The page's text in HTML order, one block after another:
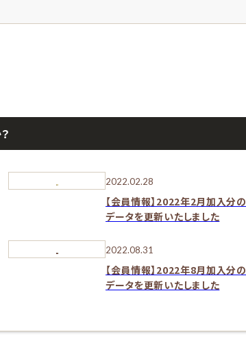
2022.02.28
【会員情報】2022年2月加入分の
データを更新いたしました
2022.08.31
【会員情報】2022年8月加入分の
データを更新いたしました